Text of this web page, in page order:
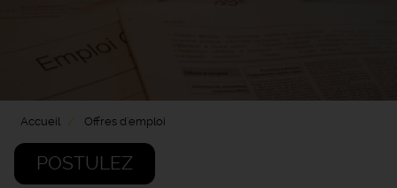
Accueil Offres d'emploi
POSTULEZ